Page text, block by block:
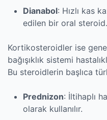
Dianabol: Hızlı kas
edilen bir oral steroid.
Kortikosteroidler ise
bağışıklık sistemi
Bu steroidlerin başlıca
Prednizon: İltihaplı
olarak kullanılır.